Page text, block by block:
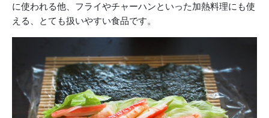
に使われる他、フライやチャーハンといった加熱料理にも使
える、とても扱いやすい食品です。